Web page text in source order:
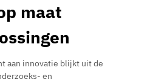
maat
aan innovatie blijkt uit de
en